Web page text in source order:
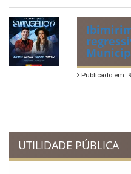
Publicado em:
UTILIDADE PÚBLICA